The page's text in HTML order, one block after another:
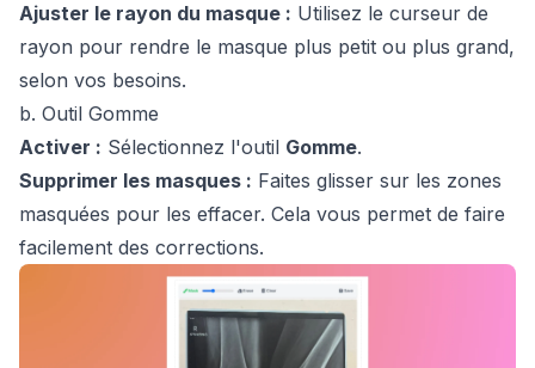
Ajuster le rayon du masque : Utilisez le curseur de
rayon pour rendre le masque plus petit ou plus grand,
selon vos besoins.
b. Outil Gomme
Activer : Sélectionnez l'outil Gomme.
Supprimer les masques : Faites glisser sur les zones
masquées pour les effacer. Cela vous permet de faire
facilement des corrections.